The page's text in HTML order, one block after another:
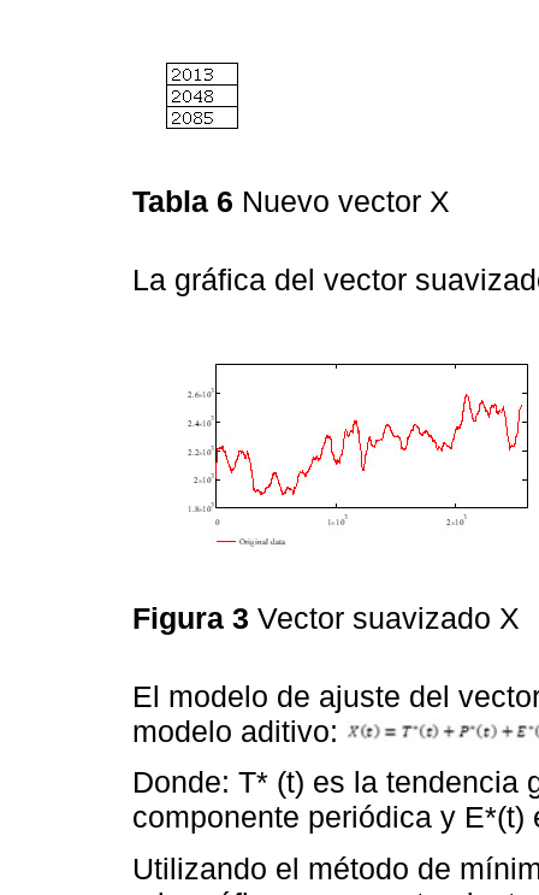
Tabla 6 Nuevo vector X
La gráfica del vector
Figura 3 Vector suavizado X
El modelo de ajuste del
modelo aditivo:
Donde: T* (t) es la tendencia
componente periódica y
Utilizando el método de